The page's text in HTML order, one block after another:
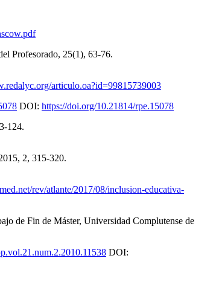
Profesorado, 25(1), 63-76.
articulo.oa?id=99815739003
DOI: https://doi.org/10.21814/rpe.15078
124.
2, 315-320.
rev/atlante/2017/08/inclusion-educativa-
de Fin de Máster, Universidad Complutense de
DOI: